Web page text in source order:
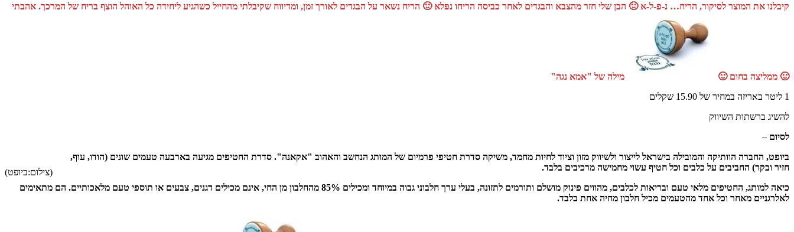
קיבלנו את המוצר לסיקור, הריח… נ-פ-ל-א 🙂 הבן שלי חזר מהצבא והבגדים לאחר כביסה הריחו נפלא 🙂 הריח נשאר על הבגדים לאורך זמן, ומדיווח שקיבלתי מהחייל כשהגיע ליחידה כל האוהל הוצף בריח של המרכך. אהבתי
🙂 ממליצה בחום 🙂
מילה של "אמא נגה"
1 ליטר באריזה במחיר של 15.90 שקלים
להשיג ברשתות השיווק
לסיום –
(צילום:ביופט)
ביופט, החברה הוותיקה והמובילה בישראל לייצור ולשיווק מזון וציוד לחיות מחמד, משיקה סדרת חטיפי פרמיום של המותג הנחשב והאהוב "אקאנה". סדרת החטיפים מגיעה בארבעה טעמים שונים (הודו, עוף,
חזיר ובקר) החביבים על כלבים וכל חטיף עשוי מחמישה מרכיבים בלבד.
כיאה למותג, החטיפים מלאי טעם ובריאות לכלבים, מהווים פינוק מושלם ותורמים לתזונה, בעלי ערך חלבוני גבוה במיוחד ומכילים 85% מהחלבון מן החי, אינם מכילים דגנים, צבעים או תוספי טעם מלאכותיים. הם מתאימים
לאלרגניים מאחר וכל אחד מהטעמים מכיל חלבון מחיה אחת בלבד.